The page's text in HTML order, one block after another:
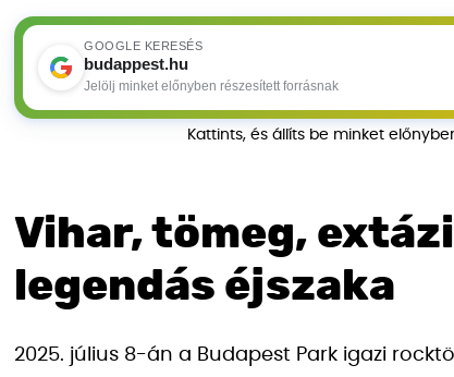
GOOGLE KERESÉS
budappest.hu
Jelölj minket előnyben részesített forrásnak
Kattints, és állíts be minket
Vihar, tömeg,
legendás éjszaka
2025. július 8-án a Budapest Park igazi